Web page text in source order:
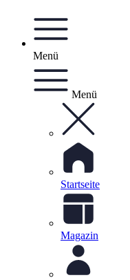
Menü
Menü
Startseite
Magazin